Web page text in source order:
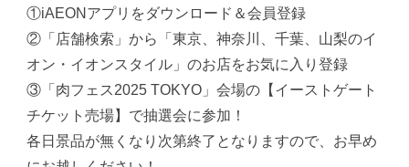
①iAEONアプリをダウンロード＆会員登録
②「店舗検索」から「東京、神奈川、千葉、山梨のイ
オン・イオンスタイル」のお店をお気に入り登録
③「肉フェス2025 TOKYO」会場の【イーストゲート
チケット売場】で抽選会に参加！
各日景品が無くなり次第終了となりますので、お早め